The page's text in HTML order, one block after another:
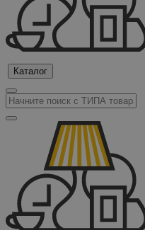
Каталог